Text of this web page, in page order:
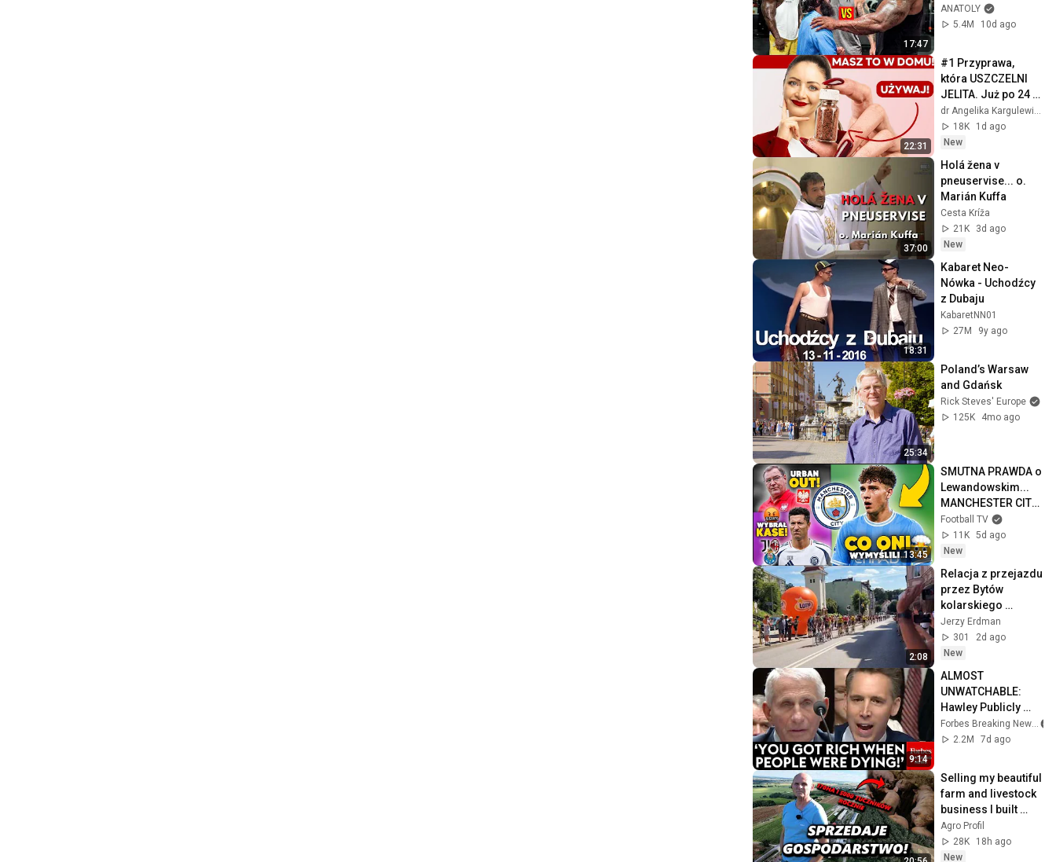
17:47
Wrong
ANATOLY
5.4M
10d ago
22:31
#1 Przyprawa,
która USZCZELNI
JELITA. Już po 24
godzinach!
dr Angelika Kargulewicz
18K
1d ago
New
37:00
Holá žena v
pneuservise... o.
Marián Kuffa
Cesta Kríža
21K
3d ago
New
18:31
Kabaret Neo-
Nówka - Uchodźcy
z Dubaju
KabaretNN01
27M
9y ago
25:34
Poland’s Warsaw
and Gdańsk
Rick Steves' Europe
125K
4mo ago
13:45
SMUTNA PRAWDA o
Lewandowskim...
MANCHESTER CITY
CHCE
Pietuszewskiego!
Urban DOSTAŁ
Football TV
11K 5d ago
New
2:08
Relacja z przejazdu
przez Bytów
kolarskiego
wyścigu Tour de
Pologne -
3.08.2026
Jerzy Erdman
301
2d ago
New
9:14
ALMOST
UNWATCHABLE:
Hawley Publicly
Reams Fauci For
COVID-19 Actions
2.2M
7d ago
Selling my beautiful
farm and livestock
business I built
over 30 years! Why
the decision?
Agro Profil
28K
18h ago
New